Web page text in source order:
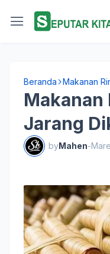
Beranda Makanan
Makanan
Jarang
byMahen-